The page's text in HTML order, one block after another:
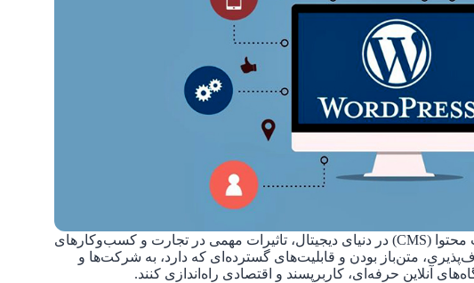
وردپرس به عنوان محبوب‌ترین سیستم مدیریت محتوا (CMS) در دنیای دیجیتال، تاثیرات مهمی در تجارت و کسب‌وکارهای
متن‌باز بودن و قابلیت‌های گسترده‌ای که دارد، به شرکت‌ها و
آنلاین حرفه‌ای، کاربرپسند و اقتصادی راه‌اندازی کنند.